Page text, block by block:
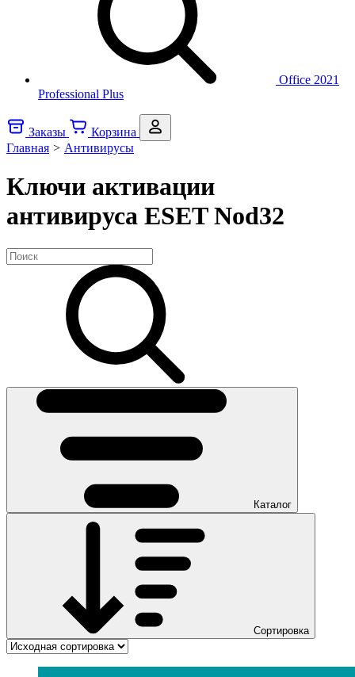
Office 2021
Professional Plus
Заказы
Корзина
Главная > Антивирусы
Ключи активации
антивируса ESET Nod32
Каталог
Сортировка